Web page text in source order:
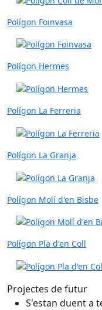
Polígon Foinvasa
Polígon Hermes
Polígon La Ferreria
Polígon La Granja
Polígon Molí d'en Bisbe
Polígon Pla d'en Coll
Projectes de futur
S'estan duent a